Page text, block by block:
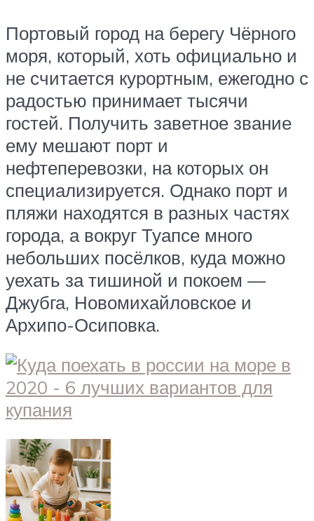
Портовый город на берегу Чёрного
моря, который, хоть официально и
не считается курортным, ежегодно с
радостью принимает тысячи
гостей. Получить заветное звание
ему мешают порт и
нефтеперевозки, на которых он
специализируется. Однако порт и
пляжи находятся в разных частях
города, а вокруг Туапсе много
небольших посёлков, куда можно
уехать за тишиной и покоем —
Джубга, Новомихайловское и
Архипо-Осиповка.